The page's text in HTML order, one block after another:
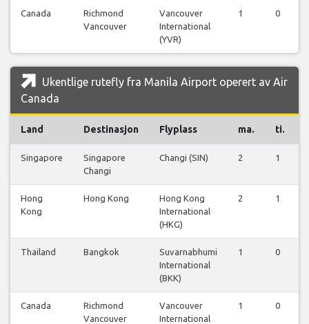
Canada
Richmond
Vancouver
Vancouver
International
(YVR)
1 0
Ukentlige rutefly fra Manila Airport operert av Air
Canada
Land Destinasjon Flyplass ma. ti.
Singapore
Singapore
Changi
Changi (SIN) 2 1
Hong
Kong
Hong Kong
Hong Kong
International
(HKG)
2 1
Thailand Bangkok
Suvarnabhumi
International
(BKK)
1 0
Canada
Richmond
Vancouver
Vancouver
International
1 0